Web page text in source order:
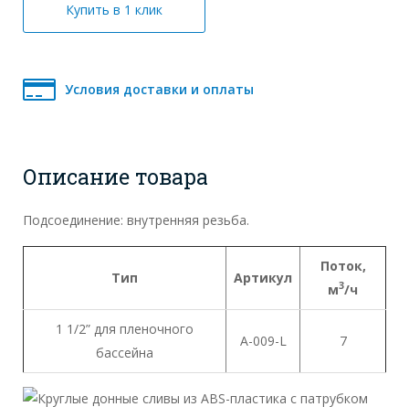
Купить в 1 клик
Условия доставки и оплаты
Описание товара
Подсоединение: внутренняя резьба.
Тип Артикул
Поток,
м3/ч
1 1/2” для пленочного
бассейна
A-009-L 7